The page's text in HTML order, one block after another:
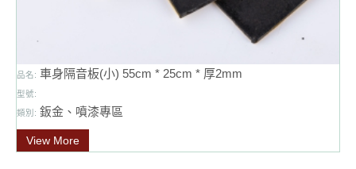
品名: 車身隔音板(小) 55cm * 25cm * 厚2mm
型號:
類別: 鈑金、噴漆專區
View More